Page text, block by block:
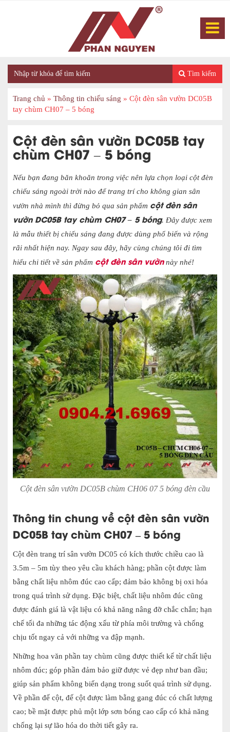
Tìm kiếm
Trang chủ » Thông tin chiếu sáng » Cột đèn sân vườn DC05B
tay chùm CH07 – 5 bóng
Cột đèn sân vườn DC05B tay
chùm CH07 – 5 bóng
Nếu bạn đang băn khoăn trong việc nên lựa chọn loại cột đèn
chiếu sáng ngoài trời nào để trang trí cho không gian sân
vườn nhà mình thì đừng bỏ qua sản phẩm cột đèn sân
vườn DC05B tay chùm CH07 – 5 bóng. Đây được xem
là mẫu thiết bị chiếu sáng đang được dùng phổ biến và rộng
rãi nhất hiện nay. Ngay sau đây, hãy cùng chúng tôi đi tìm
hiểu chi tiết về sản phẩm cột đèn sân vườnnày nhé!
Cột đèn sân vườn DC05B chùm CH06 07 5 bóng đèn cầu
Thông tin chung về cột đèn sân vườn
DC05B tay chùm CH07 – 5 bóng
Cột đèn trang trí sân vườn DC05 có kích thước chiều cao là
3.5m – 5m tùy theo yêu cầu khách hàng; phần cột được làm
bằng chất liệu nhôm đúc cao cấp; đảm bảo không bị oxi hóa
trong quá trình sử dụng. Đặc biệt, chất liệu nhôm đúc cũng
được đánh giá là vật liệu có khả năng nâng đỡ chắc chắn; hạn
chế tối đa những tác động xấu từ phía môi trường và chống
chịu tốt ngay cả với những va đập mạnh.
Những hoa văn phần tay chùm cũng được thiết kế từ chất liệu
nhôm đúc; góp phần đảm bảo giữ được vẻ đẹp như ban đầu;
giúp sản phẩm không biến dạng trong suốt quá trình sử dụng.
Về phần đế cột, đế cột được làm bằng gang đúc có chất lượng
cao; bề mặt được phủ một lớp sơn bóng cao cấp có khả năng
chống lại sự lão hóa do thời tiết gây ra.